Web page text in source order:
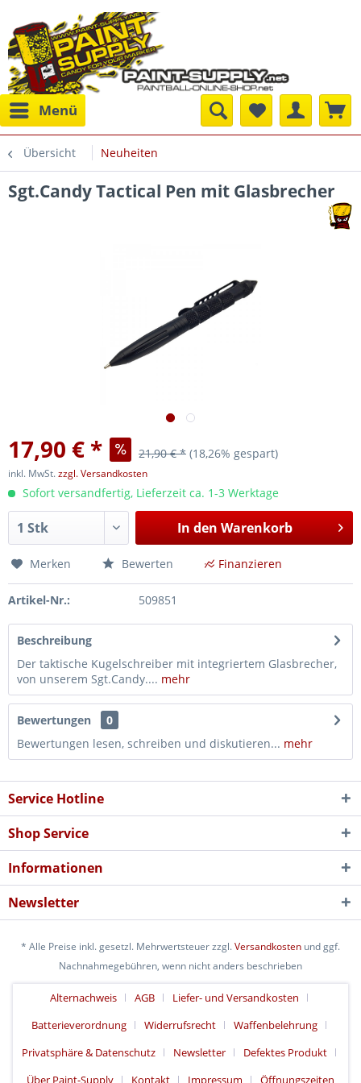
Menü
Übersicht Neuheiten
Sgt.Candy Tactical Pen mit Glasbrecher
17,90 € * 21,90 € * (18,26% gespart)
inkl. MwSt.zzgl. Versandkosten
Sofort versandfertig, Lieferzeit ca. 1-3 Werktage
In den Warenkorb
Merken Bewerten Finanzieren
Artikel-Nr.: 509851
Beschreibung
Der taktische Kugelschreiber mit integriertem Glasbrecher,
von unserem Sgt.Candy.... mehr
Bewertungen
0
Bewertungen lesen, schreiben und diskutieren... mehr
Service Hotline
Shop Service
Informationen
Newsletter
* Alle Preise inkl. gesetzl. Mehrwertsteuer zzgl.Versandkosten und ggf.
Nachnahmegebühren, wenn nicht anders beschrieben
Alternachweis AGB
Liefer- und Versandkosten
Batterieverordnung
Widerrufsrecht
Waffenbelehrung
Privatsphäre & Datenschutz
Newsletter
Defektes Produkt
Über Paint-Supply
Kontakt Impressum Öffnungszeiten